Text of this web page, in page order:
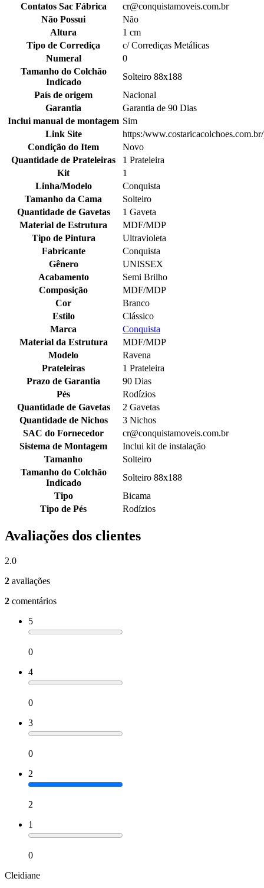
Contatos Sac Fábrica
cr@conquistamoveis.com.br
Não Possui
Não
Altura
1 cm
Tipo de Corrediça
c/ Corrediças Metálicas
Numeral
0
Tamanho do Colchão
Indicado
Solteiro 88x188
País de origem
Nacional
Garantia
Garantia de 90 Dias
Inclui manual de montagem Sim
Link Site
https:/
Condição do Item
Novo
Quantidade de Prateleiras
1 Prateleira
Kit
1
Linha/Modelo
Conquista
Tamanho da Cama
Solteiro
Quantidade de Gavetas
1 Gaveta
Material de Estrutura
MDF/MDP
Tipo de Pintura
Ultravioleta
Fabricante
Conquista
Gênero
UNISSEX
Acabamento
Semi Brilho
Composição
MDF/MDP
Cor
Branco
Estilo
Clássico
Marca
Conquista
Material da Estrutura
MDF/MDP
Modelo
Ravena
Prateleiras
1 Prateleira
Prazo de Garantia
90 Dias
Pés
Rodízios
Quantidade de Gavetas
2 Gavetas
Quantidade de Nichos
3 Nichos
SAC do Fornecedor
cr@conquistamoveis.com.br
Sistema de Montagem
Inclui kit de instalação
Tamanho
Solteiro
Tamanho do Colchão
Indicado
Solteiro 88x188
Tipo
Bicama
Tipo de Pés
Rodízios
Avaliações dos clientes
2.0
2 avaliações
2 comentários
5
0
4
0
3
0
2
2
1
0
Cleidiane